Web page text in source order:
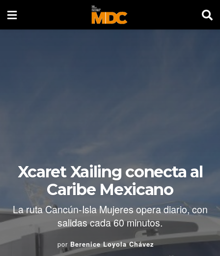
Xcaret Xailing conecta al
Caribe Mexicano
La ruta Cancún-Isla Mujeres opera diario, con
salidas cada 60 minutos.
por Berenice Loyola Chávez